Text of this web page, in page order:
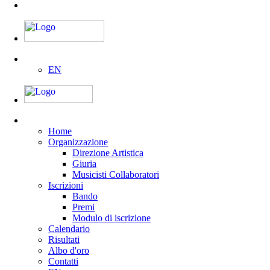
EN
Home
Organizzazione
Direzione Artistica
Giuria
Musicisti Collaboratori
Iscrizioni
Bando
Premi
Modulo di iscrizione
Calendario
Risultati
Albo d'oro
Contatti